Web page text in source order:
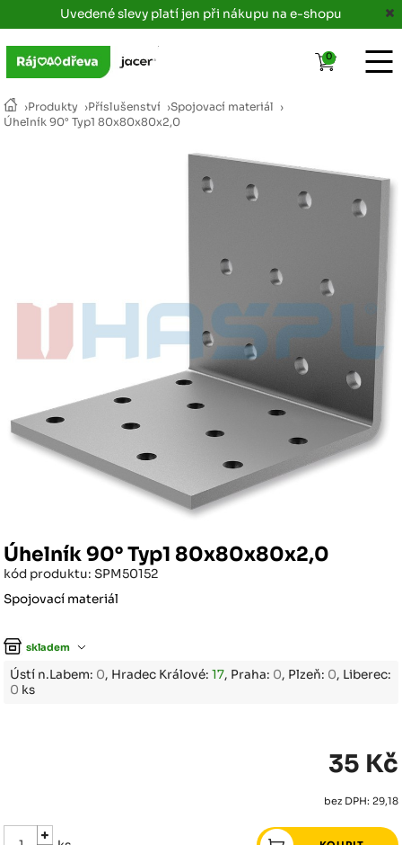
Uvedené slevy platí jen při nákupu na e-shopu
›Produkty ›Příslušenství ›Spojovací materiál ›
Úhelník 90° Typ1 80x80x80x2,0
Úhelník 90° Typ1 80x80x80x2,0
kód produktu: SPM50152
Spojovací materiál
skladem
Ústí n.Labem: 0, Hradec Králové:17, Praha: 0, Plzeň: 0, Liberec:
0 ks
35 Kč
bez DPH: 29,18
0